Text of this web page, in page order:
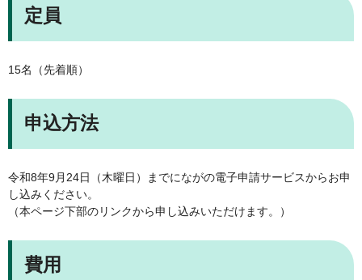
定員
15名（先着順）
申込方法
令和8年9月24日（木曜日）までにながの電子申請サービスからお申
し込みください。
（本ページ下部のリンクから申し込みいただけます。）
費用